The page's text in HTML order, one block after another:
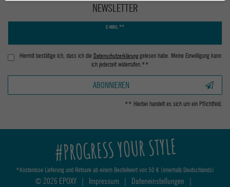
NEWSLETTER
E-MAIL **
Hiermit bestätige ich, dass ich die Daten­schutz­erklärunggelesen habe. Meine Einwilligung kann
ich jederzeit widerrufen.**
ABONNIEREN
** Hierbei handelt es sich um ein Pflichtfeld.
#PROGRESS YOUR STYLE
*Kostenlose Lieferung und Retoure ab einem Bestellwert von 50 € (innerhalb Deutschlands)
© 2026 EPOXY | Impressum | Dateneinstellungen |